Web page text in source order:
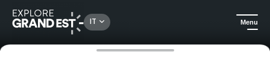
IT Menu
La Rivista 4 buoni motivi per trascorrere un weekend nei Vosgi